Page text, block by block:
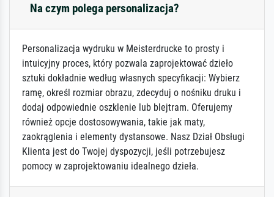
Na czym polega personalizacja?
Personalizacja wydruku w Meisterdrucke to prosty i
intuicyjny proces, który pozwala zaprojektować dzieło
sztuki dokładnie według własnych specyfikacji: Wybierz
ramę, określ rozmiar obrazu, zdecyduj o nośniku druku i
dodaj odpowiednie oszklenie lub blejtram. Oferujemy
również opcje dostosowywania, takie jak maty,
zaokrąglenia i elementy dystansowe. Nasz Dział Obsługi
Klienta jest do Twojej dyspozycji, jeśli potrzebujesz
pomocy w zaprojektowaniu idealnego dzieła.